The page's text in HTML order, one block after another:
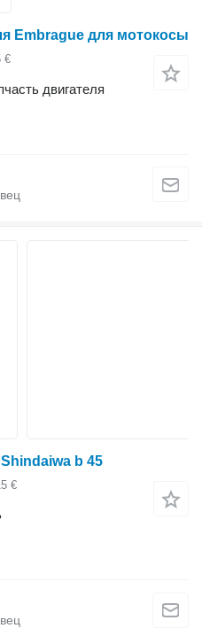
Embrague для мотокосы
€
двигателя
b 45
€